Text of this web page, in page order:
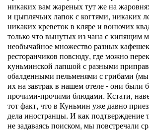
никаких вам жареных тут же на
и цыплячьих лапок с когтями, никаких
никаких креветок в кляре и вонючих
только что вынутых из чана с кипящим
необычайное множество разных
ресторанчиков повсюду, где можно
куньминской лапшой с разными
обалденными пельменями с грибами
их на завтрак в нашем отеле - они были
прочими-прочими блюдами. Кстати,
тот факт, что в Куньмин уже давно
дела иностранцы. И как подтверждение
не задаваясь поиском, мы повстречали